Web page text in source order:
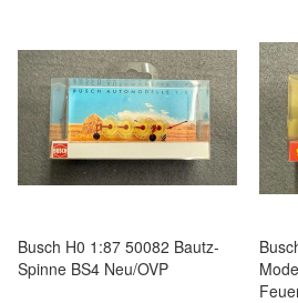
Busch H0 1:87 50082 Bautz-
Spinne BS4 Neu/OVP